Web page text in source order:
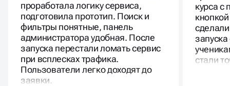
проработала логику сервиса,
подготовила прототип. Поиск и
фильтры понятные, панель
администратора удобная. После
запуска перестали ломать сервис
при всплесках трафика.
Пользователи легко доходят до
заявки.
курса
стали